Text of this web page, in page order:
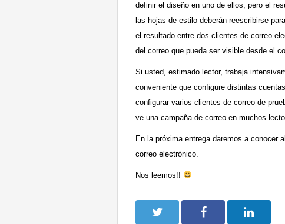
definir el diseño en uno de ellos, pero el
las hojas de estilo deberán reescribirse
el resultado entre dos clientes de correo
del correo que pueda ser visible desde el
Si usted, estimado lector, trabaja
conveniente que configure distintas
configurar varios clientes de correo de
ve una campaña de correo en muchos
En la próxima entrega daremos a conocer
correo electrónico.
Nos leemos!!